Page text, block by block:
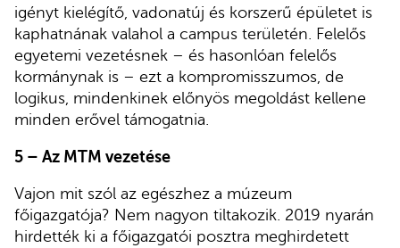
igényt kielégítő, vadonatúj és korszerű épületet is
kaphatnának valahol a campus területén. Felelős
egyetemi vezetésnek – és hasonlóan felelős
kormánynak is – ezt a kompromisszumos, de
logikus, mindenkinek előnyös megoldást kellene
minden erővel támogatnia.
5 – Az MTM vezetése
Vajon mit szól az egészhez a múzeum
főigazgatója? Nem nagyon tiltakozik. 2019 nyarán
hirdették ki a főigazgatói posztra meghirdetett